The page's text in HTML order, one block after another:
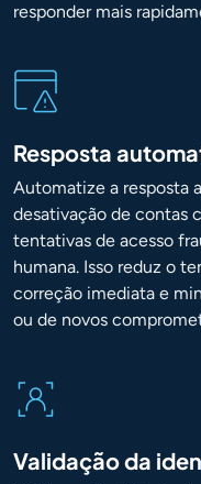
responder mais
Resposta
Automatize a resposta
desativação de contas
tentativas de acesso
humana. Isso reduz o
correção imediata e
ou de novos
Validação da